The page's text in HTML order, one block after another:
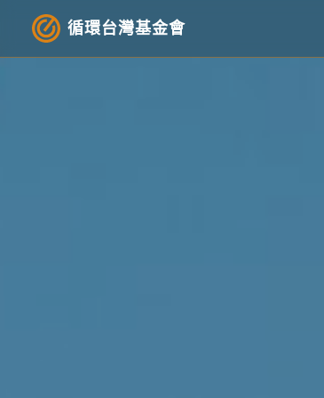
循環台灣基金會